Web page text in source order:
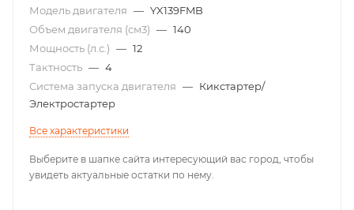
Модель двигателя — YX139FMB
Объем двигателя (см3) — 140
Мощность (л.с.) — 12
Тактность — 4
Система запуска двигателя — Кикстартер/
Электростартер
Все характеристики
Выберите в шапке сайта интересующий вас город, чтобы
увидеть актуальные остатки по нему.